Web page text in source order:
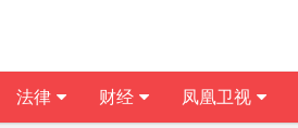
法律 财经 凤凰卫视